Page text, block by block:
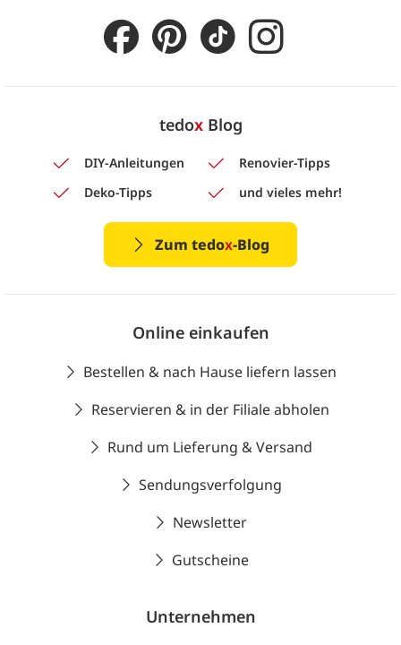
tedoxBlog
DIY-Anleitungen
Renovier-Tipps
Deko-Tipps
und vieles mehr!
Zum tedox-Blog
Online einkaufen
Bestellen & nach Hause liefern lassen
Reservieren & in der Filiale abholen
Rund um Lieferung & Versand
Sendungsverfolgung
Newsletter
Gutscheine
Unternehmen